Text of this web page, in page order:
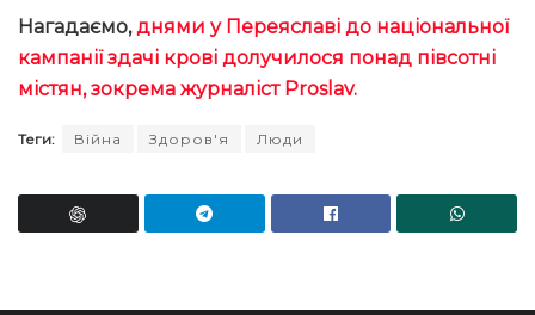
Нагадаємо,днями у Переяславі до національної
кампанії здачі крові долучилося понад півсотні
містян, зокрема журналіст Proslav.
Теги: Війна Здоров'я Люди